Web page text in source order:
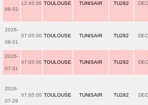
08-02
12:45:00 TOULOUSE TUNISAIR TU282
2026-
08-01
07:05:00 TOULOUSE TUNISAIR TU282
2026-
07-31
07:05:00 TOULOUSE TUNISAIR TU282
2026-
07-29
07:05:00 TOULOUSE TUNISAIR TU282